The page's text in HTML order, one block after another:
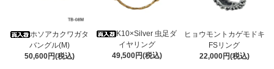
ホソアカクワガタ
バングル(M)
50,600円(税込)
K10×Silver 虫足ダ
イヤリング
49,500円(税込)
ヒョウモントカゲモドキ
FSリング
22,000円(税込)